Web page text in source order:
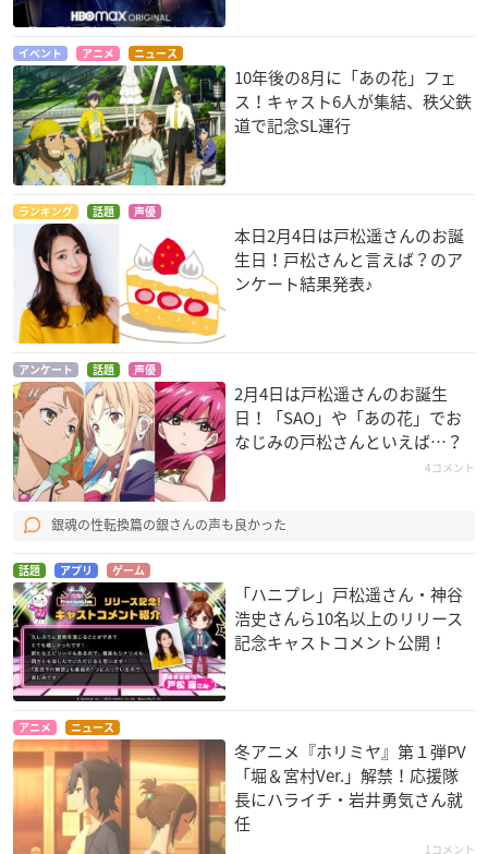
コメはまちがってい
る。続
折本かおり
魔弾の王と戦姫
エレオノーラ＝ヴィ
ルターリア
魔法科高校の劣等生
壬生紗耶香
ハピネスチャージプ
リキュア!
キュアフォーチュン
桜Trick
高山春香
妖怪ウォッチ
ケータ
ソードアート・オン
革命機ヴァルヴレイ
ヴ 2ndシーズン
流木野サキ
モルジアナ
なりたい!
風間璃緒
イベント アニメ ニュース
10年後の8月に「あの花」フェ
ス！キャスト6人が集結、秩父鉄
道で記念SL運行
ランキング 話題 声優
本日2月4日は戸松遥さんのお誕
生日！戸松さんと言えば？のア
ンケート結果発表♪
アンケート 話題 声優
2月4日は戸松遥さんのお誕生
日！「SAO」や「あの花」でお
なじみの戸松さんといえば…？
4コメント
銀魂の性転換篇の銀さんの声も良かった
話題 アプリ ゲーム
「ハニプレ」戸松遥さん・神谷
浩史さんら10名以上のリリース
記念キャストコメント公開！
アニメ ニュース
冬アニメ『ホリミヤ』第１弾PV
「堀＆宮村Ver.」解禁！応援隊
長にハライチ・岩井勇気さん就
任
1コメント